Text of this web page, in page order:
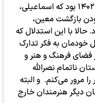
درست یک سال می‌گذرد؛ دی‌ماه سال ۱۴۰۲ بود که اسماعیلی،
بازگشت معین،
حالا با این استدلال که
خودمان به فکر تدارک
فرهنگ و هنر و
ناتمام نصرالله
مرور می‌کنم. و البته
دیگر هنرمندان خارج